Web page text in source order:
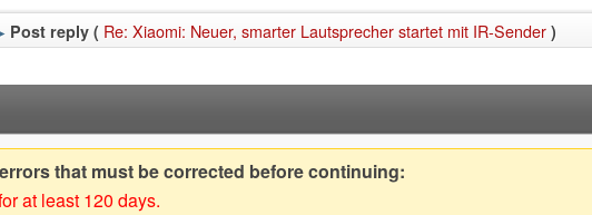
Post reply ( Re: Xiaomi: Neuer, smarter Lautsprecher startet mit IR-Sender )
that must be corrected before continuing:
at least 120 days.